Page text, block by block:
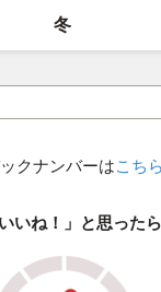
冬
クナンバーはこちら
いね！」と思った